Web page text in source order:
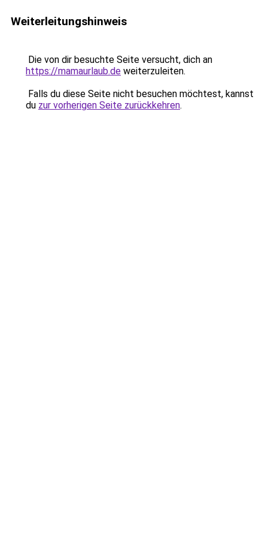
Weiterleitungshinweis
Die von dir besuchte Seite versucht, dich an
https://mamaurlaub.de weiterzuleiten.
Falls du diese Seite nicht besuchen möchtest, kannst
du zur vorherigen Seite zurückkehren.